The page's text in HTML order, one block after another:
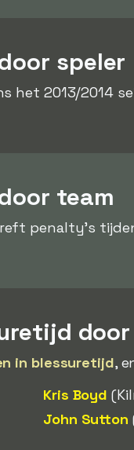
speler
het 2013/2014
team
penalty's
in blessuretijd,
Kris Boyd
John Sutton